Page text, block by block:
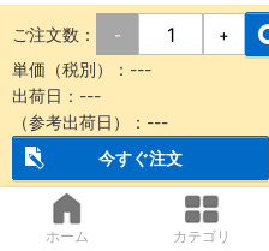
ご注文数： - +
単価（税別）： ---
出荷日： ---
（参考出荷日）： ---
今すぐ注文
ホーム カテゴリ